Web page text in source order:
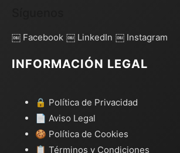
￼ Facebook ￼ LinkedIn ￼ Instagram
INFORMACIÓN LEGAL
🔒 Política de Privacidad
📄 Aviso Legal
🍪 Política de Cookies
📋 Términos y Condiciones